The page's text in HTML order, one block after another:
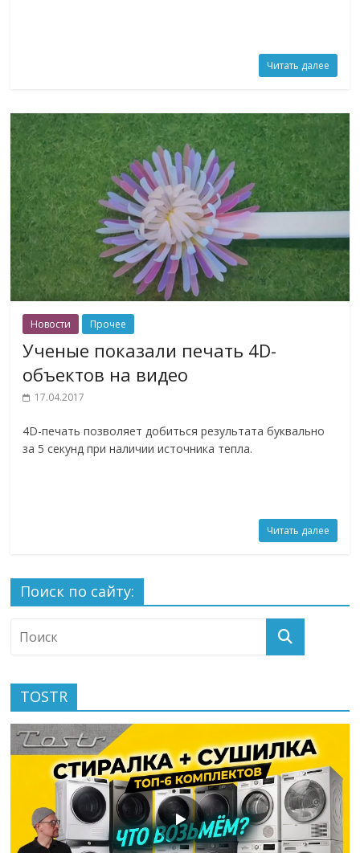
Читать далее
Новости Прочее
Ученые показали печать 4D-
объектов на видео
17.04.2017
4D-печать позволяет добиться результата буквально
за 5 секунд при наличии источника тепла.
Читать далее
Поиск по сайту:
TOSTR